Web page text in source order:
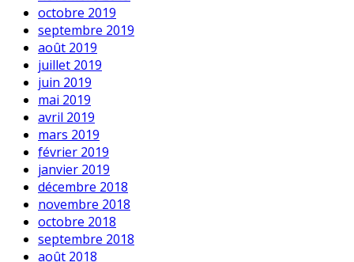
octobre 2019
septembre 2019
août 2019
juillet 2019
juin 2019
mai 2019
avril 2019
mars 2019
février 2019
janvier 2019
décembre 2018
novembre 2018
octobre 2018
septembre 2018
août 2018